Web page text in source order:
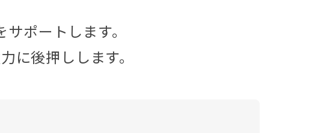
ポートします。
に後押しします。